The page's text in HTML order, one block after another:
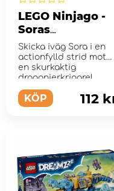
LEGO Ninjago -
Soras
drakspinjitzuspi
nner
Skicka iväg Sora i en
actionfylld strid mot
en skurkaktig
dragonierkrigare!
KÖP 112